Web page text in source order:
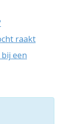
raakt
een